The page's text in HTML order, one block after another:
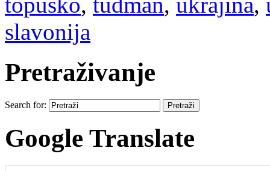
slavonija
Pretraživanje
Search for:
Google Translate